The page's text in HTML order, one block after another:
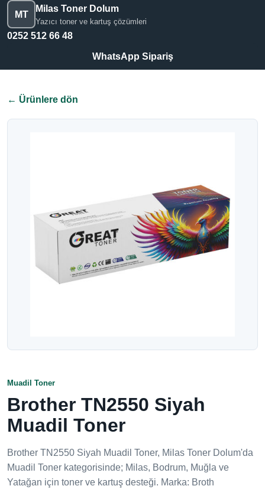
MT
Milas Toner Dolum
Yazıcı toner ve kartuş çözümleri
0252 512 66 48
WhatsApp Sipariş
← Ürünlere dön
Muadil Toner
Brother TN2550 Siyah
Muadil Toner
Brother TN2550 Siyah Muadil Toner, Milas Toner Dolum'da
Muadil Toner kategorisinde; Milas, Bodrum, Muğla ve
Yatağan için toner ve kartuş desteği. Marka: Broth